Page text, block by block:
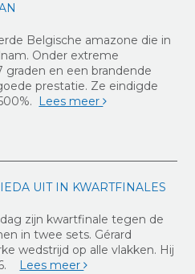
Belgische amazone die in
Onder extreme
en een brandende
prestatie. Ze eindigde
Lees meer
UIT IN KWARTFINALES
zijn kwartfinale tegen de
in twee sets. Gérard
wedstrijd op alle vlakken. Hij
Lees meer